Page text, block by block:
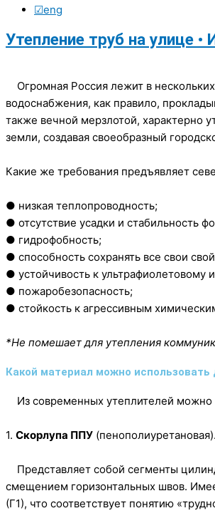
☑eng
Утепление труб на улице
Огромная Россия лежит в
водоснабжения, как правило,
также вечной мерзлотой, характерно
земли, создавая своеобразный
Какие же требования предъявляет
● низкая теплопроводность;
● отсутствие усадки и стабильность
● гидрофобность;
● способность сохранять все свои
● устойчивость к ультрафиолетовому
● пожаробезопасность;
● стойкость к агрессивным
*Не помешает для утепления
Какой материал можно использовать
Из современных утеплителей можно
1. Скорлупа ППУ (пенополиуретановая).
Представляет собой сегменты
смещением горизонтальных швов.
(Г1), что соответствует понятию